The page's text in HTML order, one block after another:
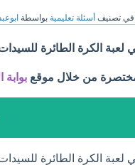
في تصنيف أسئلة تعليمية بواسطة
الكرة الطائرة للسيدات 3
من خلال موقع بوابة
للسيدات ليس 3 أمتار. الارتفاع الصحيح هو